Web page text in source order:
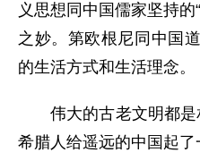
义思想同中国儒家坚持
之妙。第欧根尼同中国
的生活方式和生活理念。
伟大的古老文明都是
希腊人给遥远的中国起了